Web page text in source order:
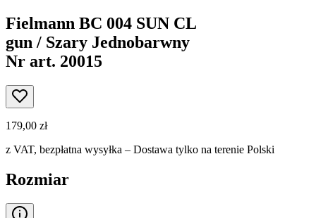
Fielmann BC 004 SUN CL
gun / Szary Jednobarwny
Nr art. 20015
179,00 zł
z VAT, bezpłatna wysyłka – Dostawa tylko na terenie Polski
Rozmiar